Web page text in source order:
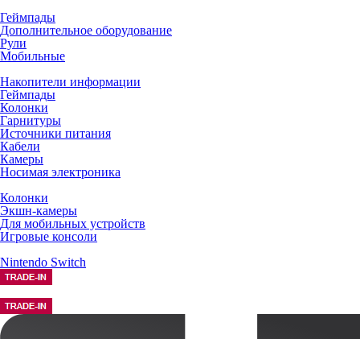
Геймпады
Дополнительное оборудование
Рули
Мобильные
Накопители информации
Геймпады
Колонки
Гарнитуры
Источники питания
Кабели
Камеры
Носимая электроника
Колонки
Экшн-камеры
Для мобильных устройств
Игровые консоли
Nintendo Switch